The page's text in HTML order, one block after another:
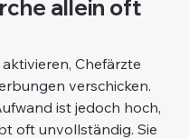
allein oft
Chefärzte
verschicken.
ist jedoch hoch,
oft unvollständig. Sie